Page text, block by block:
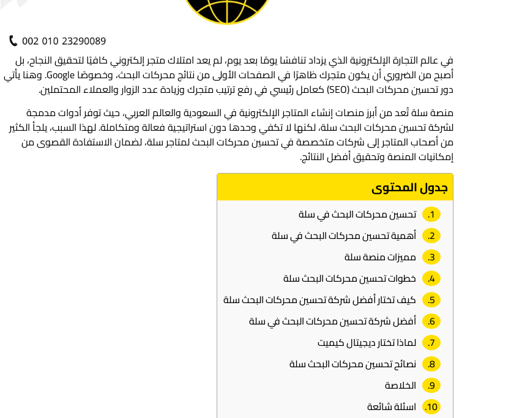
في عالم التجارة الإلكترونية الذي يزداد تنافسًا يومًا بعد يوم، لم يعد امتلاك متجر إلكتروني كافيًا لتحقيق النجاح، بل
أصبح من الضروري أن يكون متجرك ظاهرًا في الصفحات الأولى من نتائج محركات البحث، وخصوصًا Google. وهنا يأتي
دور تحسين محركات البحث (SEO) كعامل رئيسي في رفع ترتيب متجرك وزيادة عدد الزوار والعملاء المحتملين.
منصة سلة تُعد من أبرز منصات إنشاء المتاجر الإلكترونية في السعودية والعالم العربي، حيث توفر أدوات مدمجة
لشركة تحسين محركات البحث سلة، لكنها لا تكفي وحدها دون استراتيجية فعالة ومتكاملة. لهذا السبب، يلجأ الكثير
من أصحاب المتاجر إلى شركات متخصصة في تحسين محركات البحث لمتاجر سلة، لضمان الاستفادة القصوى من
إمكانيات المنصة وتحقيق أفضل النتائج.
جدول المحتوى
تحسين محركات البحث في سلة
أهمية تحسين محركات البحث في سلة
مميزات منصة سلة
خطوات تحسين محركات البحث سلة
كيف تختار أفضل شركة تحسين محركات البحث سلة
أفضل شركة تحسين محركات البحث في سلة
لماذا تختار ديجيتال كيميت
نصائح تحسين محركات البحث سلة
الخلاصة
اسئلة شائعة